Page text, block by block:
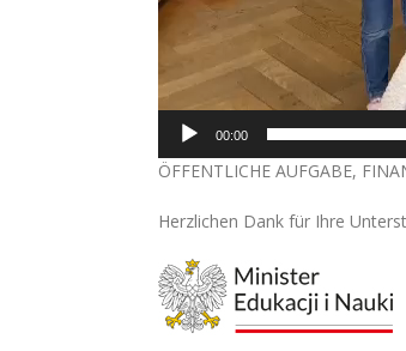
00:00
ÖFFENTLICHE AUFGABE,
Herzlichen Dank für Ihre